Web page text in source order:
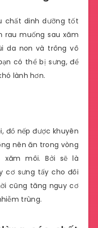
chất dinh dưỡng tốt
rau muống sau xăm
da non và trông vô
có thể bị sưng, để
lành hơn.
đồ nếp được khuyên
nên ăn trong vòng
xăm môi. Bởi sẽ là
cơ sưng tấy cho đôi
cũng tăng nguy cơ
trùng.